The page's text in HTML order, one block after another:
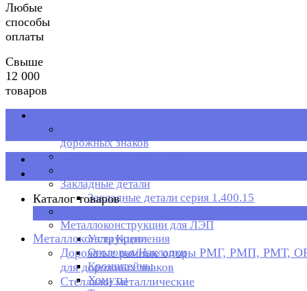
Любые
способы
оплаты
Свыше
12 000
товаров
дорожных знаков
Стеллажи металлические
Закладные детали
Закладные детали серия 1.400.15
Металлоконструкции для ЛЭП
Узлы Крепления
Оголовья/Накладки
Кронштейны
Хомуты
Каталог товаров
Каталог товаров
Металлоконструкции
Дорожные рамные опоры РМГ, РМП, РМТ,
для дорожных знаков
Стеллажи металлические